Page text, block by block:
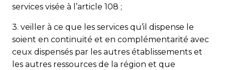
services visée à l’article 108 ;
3. veiller à ce que les services qu’il dispense le
soient en continuité et en complémentarité avec
ceux dispensés par les autres établissements et
les autres ressources de la région et que